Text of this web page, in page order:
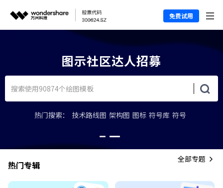
免费试用
图示社区达人招募
热门搜索： 技术路线图 架构图 图标 符号库 符号
热门专辑
全部专题